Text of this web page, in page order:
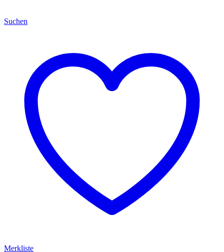
Suchen
Merkliste